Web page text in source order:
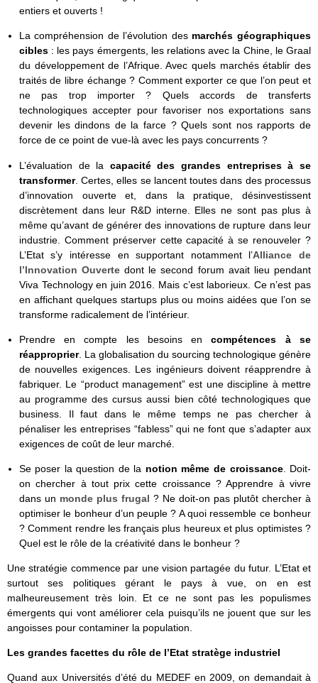
entiers et ouverts !
La compréhension de l’évolution des marchés géographiques
cibles : les pays émergents, les relations avec la Chine, le Graal
du développement de l’Afrique. Avec quels marchés établir des
traités de libre échange ? Comment exporter ce que l’on peut et
ne pas trop importer ? Quels accords de transferts
technologiques accepter pour favoriser nos exportations sans
devenir les dindons de la farce ? Quels sont nos rapports de
force de ce point de vue-là avec les pays concurrents ?
L’évaluation de la capacité des grandes entreprises à se
transformer. Certes, elles se lancent toutes dans des processus
d’innovation ouverte et, dans la pratique, désinvestissent
discrètement dans leur R&D interne. Elles ne sont pas plus à
même qu’avant de générer des innovations de rupture dans leur
industrie. Comment préserver cette capacité à se renouveler ?
L’Etat s’y intéresse en supportant notamment l’Alliance de
l’Innovation Ouverte dont le second forum avait lieu pendant
Viva Technology en juin 2016. Mais c’est laborieux. Ce n’est pas
en affichant quelques startups plus ou moins aidées que l’on se
transforme radicalement de l’intérieur.
Prendre en compte les besoins encompétences à se
réapproprier. La globalisation du sourcing technologique génère
de nouvelles exigences. Les ingénieurs doivent réapprendre à
fabriquer. Le “product management” est une discipline à mettre
au programme des cursus aussi bien côté technologiques que
business. Il faut dans le même temps ne pas chercher à
pénaliser les entreprises “fabless” qui ne font que s’adapter aux
exigences de coût de leur marché.
Se poser la question de la notion même de croissance. Doit-
on chercher à tout prix cette croissance ? Apprendre à vivre
dans un monde plus frugal ? Ne doit-on pas plutôt chercher à
optimiser le bonheur d’un peuple ? A quoi ressemble ce bonheur
? Comment rendre les français plus heureux et plus optimistes ?
Quel est le rôle de la créativité dans le bonheur ?
Une stratégie commence par une vision partagée du futur. L’Etat et
surtout ses politiques gérant le pays à vue, on en est
malheureusement très loin. Et ce ne sont pas les populismes
émergents qui vont améliorer cela puisqu’ils ne jouent que sur les
angoisses pour contaminer la population.
Les grandes facettes du rôle de l’Etat stratège industriel
Quand aux Universités d’été du MEDEF en 2009, on demandait à